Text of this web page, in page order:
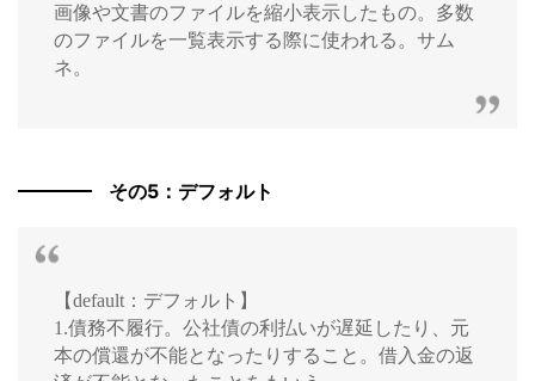
画像や文書のファイルを縮小表示したもの。多数
のファイルを一覧表示する際に使われる。サム
ネ。
その5：デフォルト
【default：デフォルト】
1.債務不履行。公社債の利払いが遅延したり、元
本の償還が不能となったりすること。借入金の返